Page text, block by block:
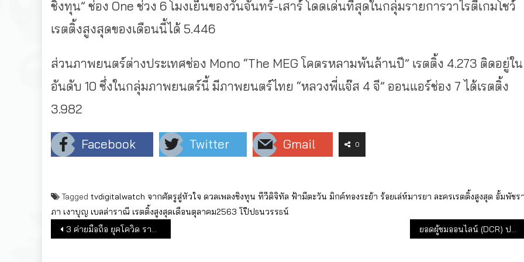
ชิงทุน” ช่อง One ช่วง 6 โมงเย็นของวันจันทร์-เสาร์ โดดเด่นที่สุดในกลุ่มรายการวาไรตี้เกมโชว์
เรตติ้งสูงสุดของเดือนนี้ได้ 5.446
ส่วนภาพยนตร์ต่างประเทศช่อง Mono “The MEG โคตรหลามพันล้านปี” เรตติ้ง 4.273 ติดอยู่ใน
อันดับ 10 ซึ่งในกลุ่มภาพยนตร์นี้ มีภาพยนตร์ไทย “หลวงพี่แจ๊ส 4 จี” ออนแอร์ช่อง 7 ได้เรตติ้ง
3.982
Facebook Twitter Gmail 0
Tagged tvdigitalwatch จากศัตรูสู่หัวใจ ดวลเพลงชิงทุน ทีวีดิจิทัล ฟ้ามีตะวัน มิกค์ทองระย้า ร้อยเล่ห์มารยา ละครเรตติ้งสูงสุด อั้มพัชร
ภา เงาบุญ เบลล่าราณี เรตติ้งสูงสุดเดือนตุลาคม2563 โป๊ปธนวรรธน์
แนะแนวเรื่อง
3 ค่ายมือถือ ยุคโควิด รายได้ลด กำไรหด แต่ Q3/63 ยังมีรายได้รวมกว่า 9.3 หมื่นลบ. ยอดผู้ชมออนไลน์ (DCR) ประจำเดือน ต.ค. 63